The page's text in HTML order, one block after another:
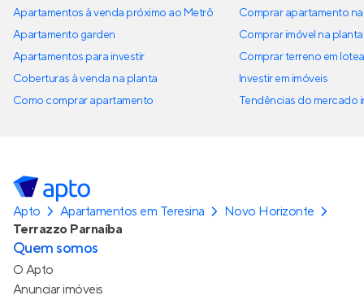
Apartamentos à venda próximo ao Metrô
Apartamento garden
Apartamentos para investir
Coberturas à venda na planta
Como comprar apartamento
Comprar apartamento
Comprar imóvel na planta
Comprar terreno em
Investir em imóveis
Tendências do mercado
Apto Apartamentos em Teresina
Novo Horizonte
Terrazzo Parnaíba
Quem somos
O Apto
Anunciar imóveis